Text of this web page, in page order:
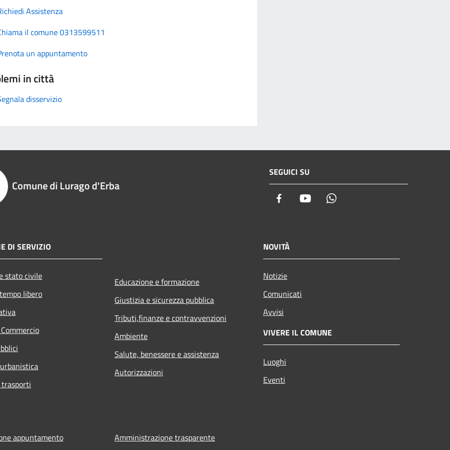
Assistenza
il comune 0313599511
un appuntamento
in città
disservizio
Comune di Lurago d'Erba
SEGUICI SU
Facebook Youtube
DI SERVIZIO
stato civile
libero
Educazione e formazione
Giustizia e sicurezza pubblica
Tributi,finanze e contravvenzioni
Ambiente
Salute, benessere e assistenza
Autorizzazioni
NOVITÀ
Notizie
Comunicati
Avvisi
VIVERE IL COMUNE
Luoghi
Eventi
appuntamento
Amministrazione trasparente